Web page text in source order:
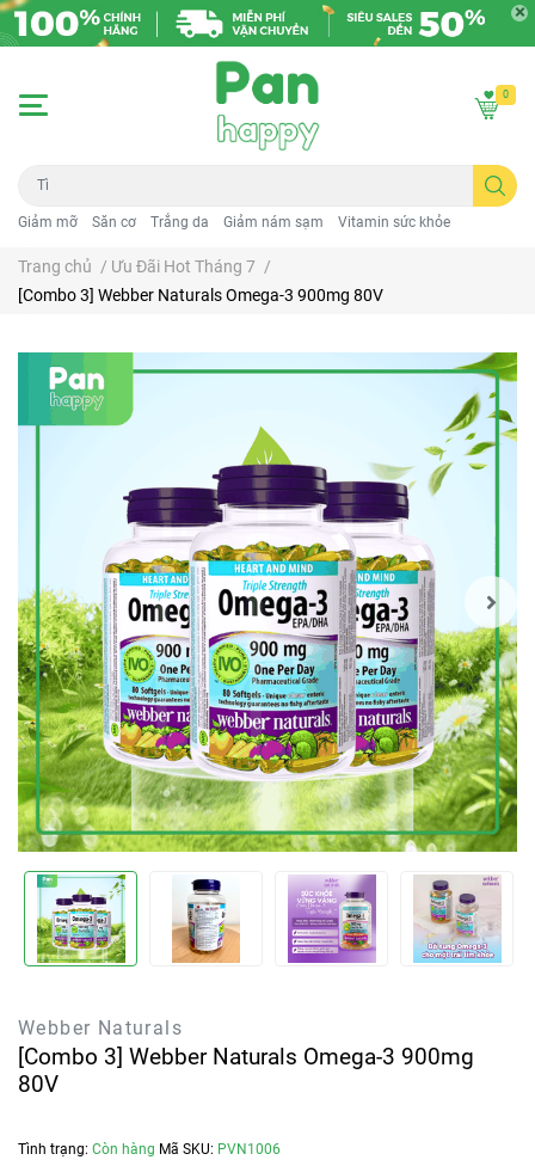
Giảm mỡ Săn cơ Trắng da Giảm nám sạm Vitamin sức khỏe
0
Trang chủ / Ưu Đãi Hot Tháng 7 /
[Combo 3] Webber Naturals Omega-3 900mg 80V
Webber Naturals
[Combo 3] Webber Naturals Omega-3 900mg
80V
Tình trạng: Còn hàng Mã SKU: PVN1006